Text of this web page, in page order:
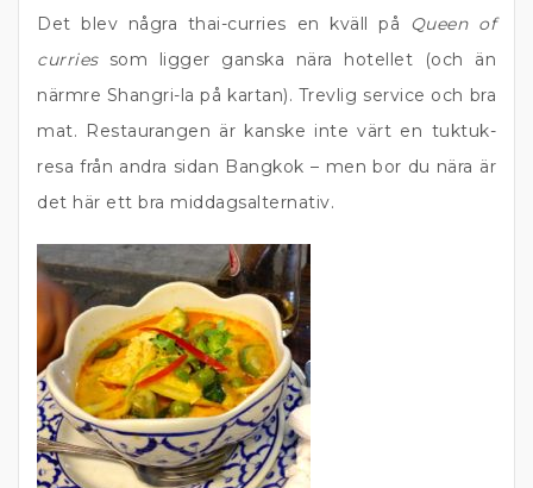
Det blev några thai-curries en kväll på Queen of
curriessom ligger ganska nära hotellet (och än
närmre Shangri-la på kartan). Trevlig service och bra
mat. Restaurangen är kanske inte värt en tuktuk-
resa från andra sidan Bangkok – men bor du nära är
det här ett bra middagsalternativ.